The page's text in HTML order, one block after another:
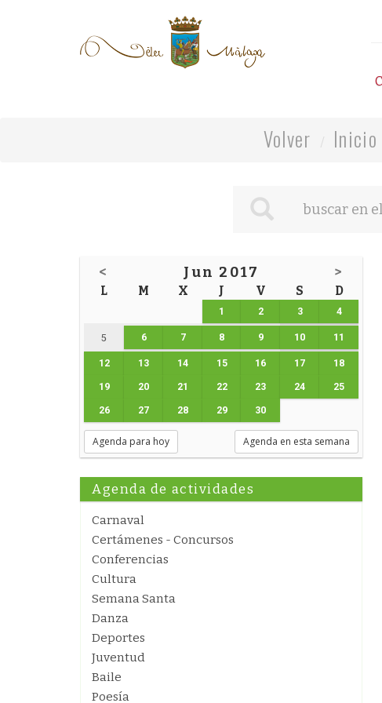
Volver Inicio
< Jun 2017 >
L M X J V S D
1 2 3 4
5 6 7 8 9 10 11
12 13 14 15 16 17 18
19 20 21 22 23 24 25
26 27 28 29 30
Agenda para hoy Agenda en esta semana
Agenda de actividades
Carnaval
Certámenes - Concursos
Conferencias
Cultura
Semana Santa
Danza
Deportes
Juventud
Baile
Poesía